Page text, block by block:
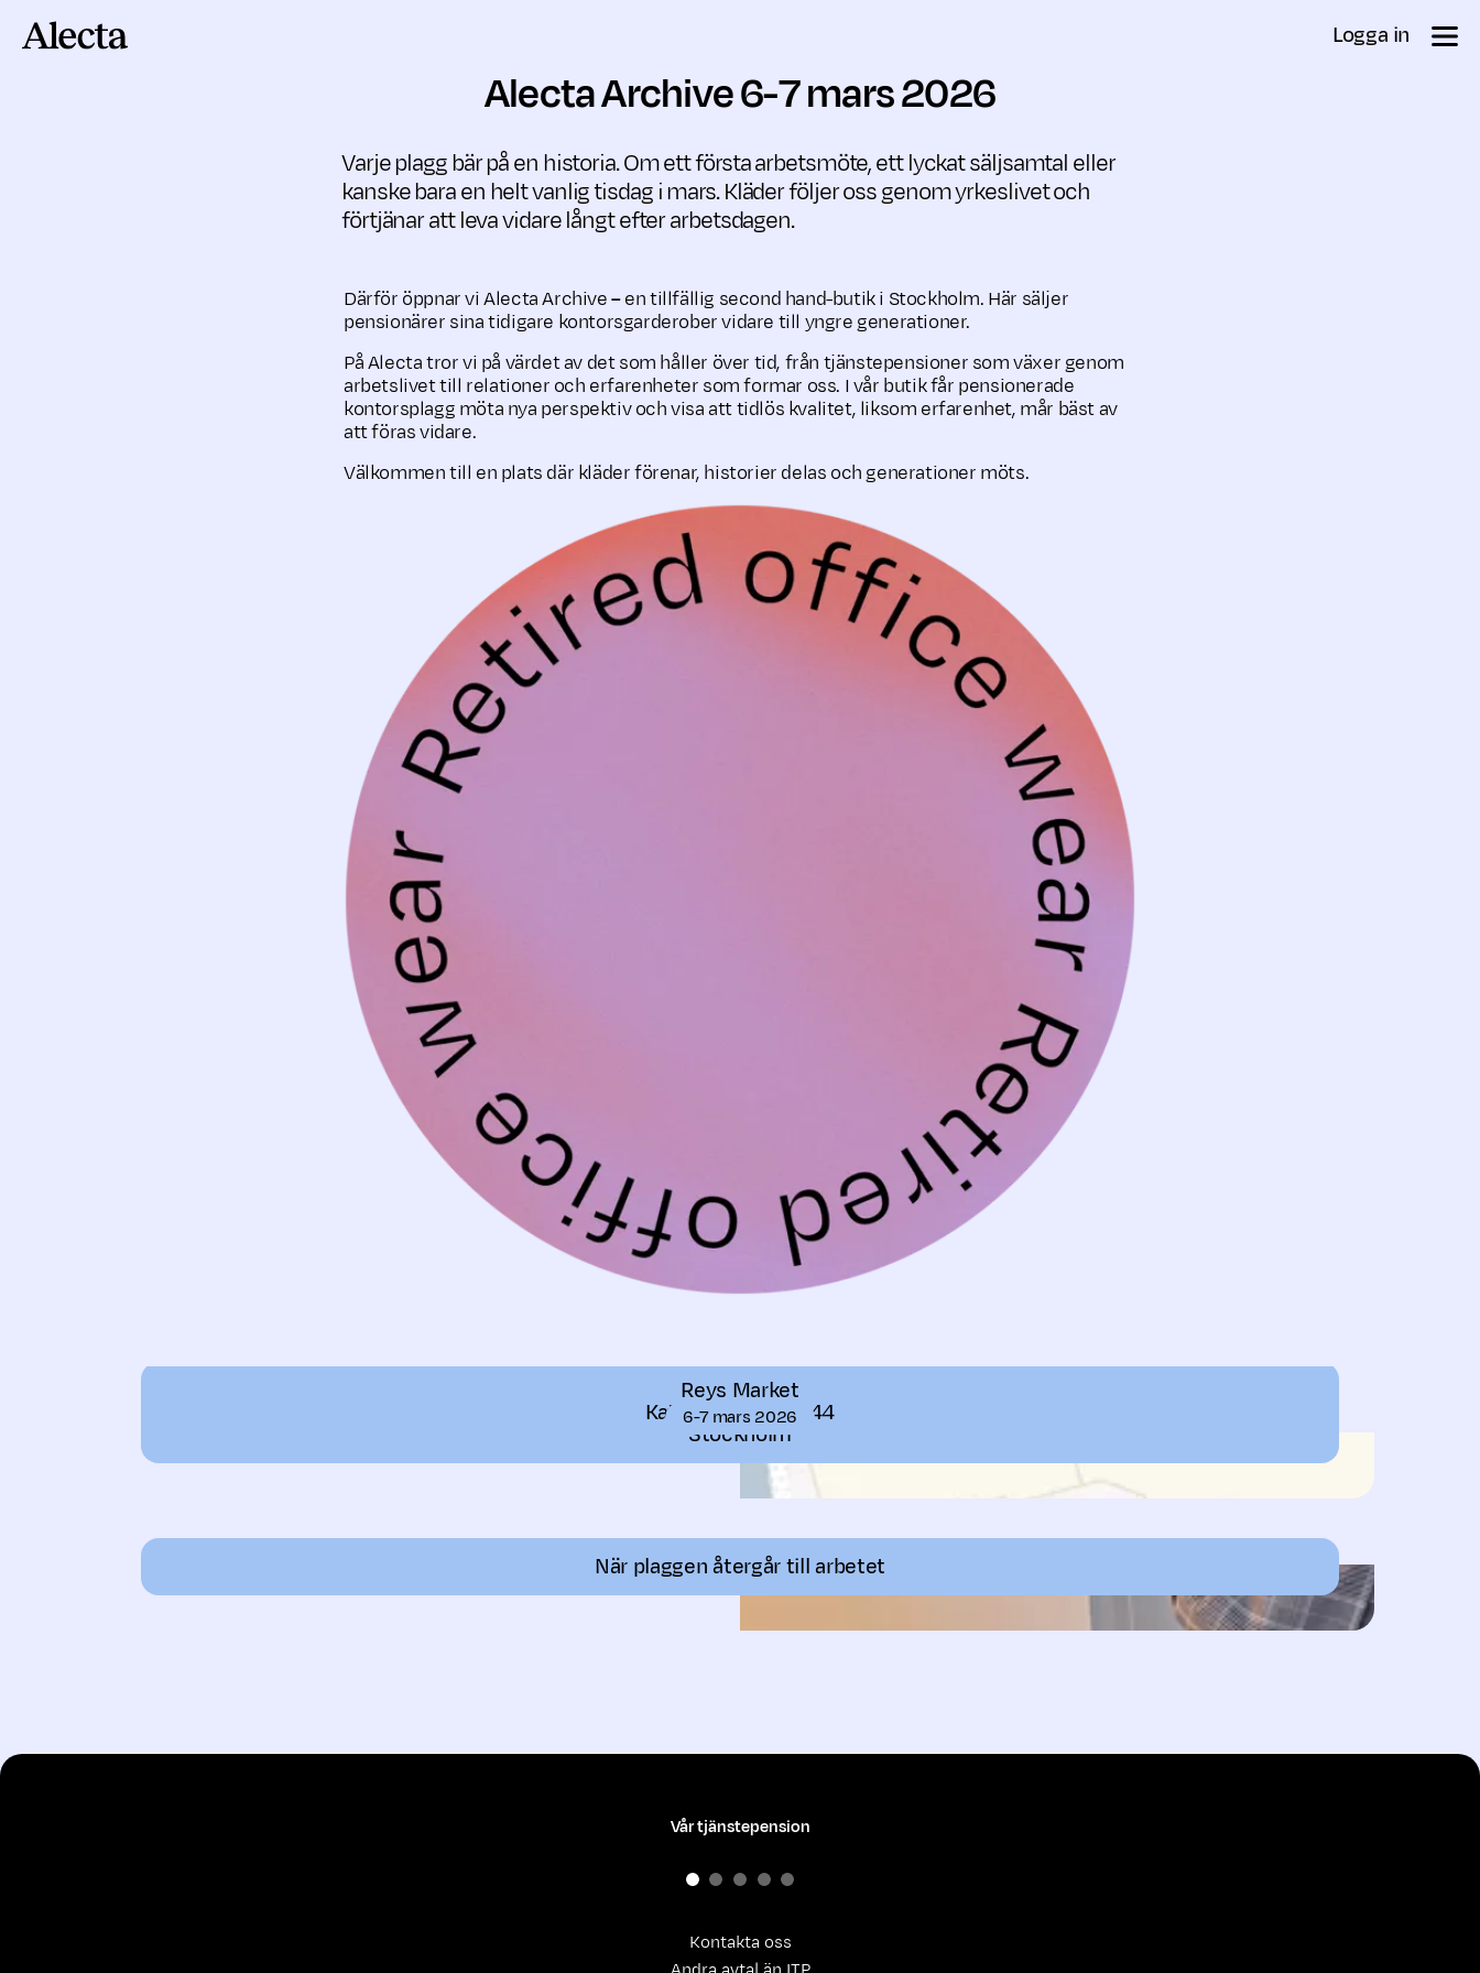
Logga in
Alecta Archive 6-7 mars 2026
Varje plagg bär på en historia. Om ett första arbetsmöte, ett lyckat säljsamtal eller
kanske bara en helt vanlig tisdag i mars. Kläder följer oss genom yrkeslivet och
förtjänar att leva vidare långt efter arbetsdagen.
Därför öppnar vi Alecta Archive–en tillfällig second hand-butik i Stockholm. Här säljer
pensionärer sina tidigare kontorsgarderober vidare till yngre generationer.
På Alecta tror vi på värdet av det som håller över tid, från tjänstepensioner som växer genom
arbetslivet till relationer och erfarenheter som formar oss. I vår butik får pensionerade
kontorsplagg möta nya perspektiv och visa att tidlös kvalitet, liksom erfarenhet, mår bäst av
att föras vidare.
Välkommen till en plats där kläder förenar, historier delas och generationer möts.
Reys Market
Katarina Bangata 44
Stockholm
6-7 mars 2026
När plaggen återgår till arbetet
Kontakta oss
Vår tjänstepension